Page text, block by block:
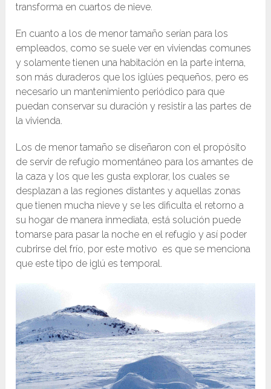
transforma en cuartos de nieve.
En cuanto a los de menor tamaño serían para los
empleados, como se suele ver en viviendas comunes
y solamente tienen una habitación en la parte interna,
son más duraderos que los iglúes pequeños, pero es
necesario un mantenimiento periódico para que
puedan conservar su duración y resistir a las partes de
la vivienda.
Los de menor tamaño se diseñaron con el propósito
de servir de refugio momentáneo para los amantes de
la caza y los que les gusta explorar, los cuales se
desplazan a las regiones distantes y aquellas zonas
que tienen mucha nieve y se les dificulta el retorno a
su hogar de manera inmediata, está solución puede
tomarse para pasar la noche en el refugio y así poder
cubrirse del frío, por este motivo es que se menciona
que este tipo de iglú es temporal.